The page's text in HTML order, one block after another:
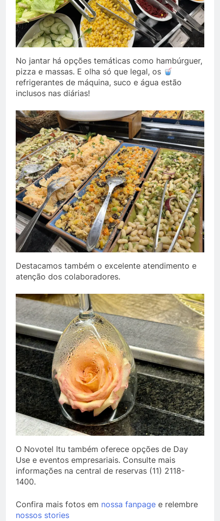
No jantar há opções temáticas como hambúrguer,
pizza e massas. E olha só que legal, os
refrigerantes de máquina, suco e água estão
inclusos nas diárias!
Destacamos também o excelente atendimento e
atenção dos colaboradores.
O Novotel Itu também oferece opções de Day
Use e eventos empresariais. Consulte mais
informações na central de reservas (11) 2118-
1400.
Confira mais fotos em nossa fanpage e relembre
nossos stories